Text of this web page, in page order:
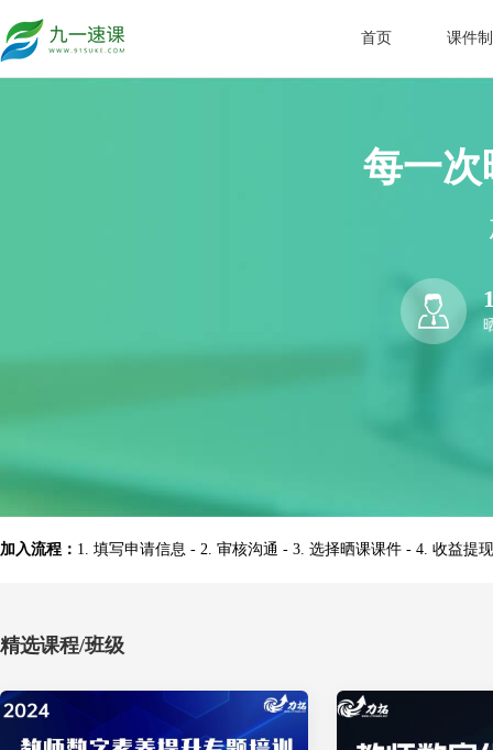
首页 课件
每一次
加入流程： 1. 填写申请信息 - 2. 审核沟通 - 3. 选择晒课课件 - 4. 收益提现
精选课程/班级